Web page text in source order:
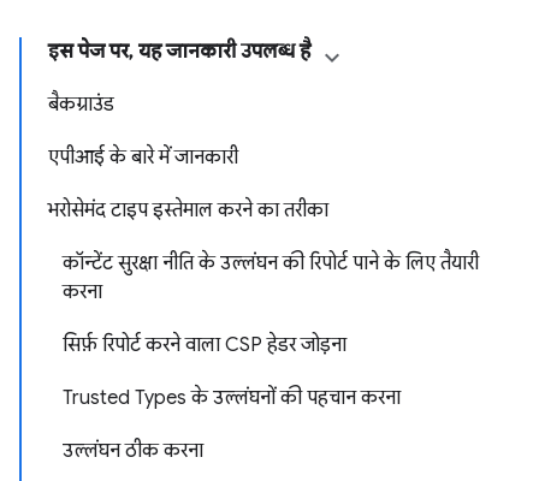
इस पेज पर, यह जानकारी उपलब्ध है
बैकग्राउंड
एपीआई के बारे में जानकारी
भरोसेमंद टाइप इस्तेमाल करने का तरीका
कॉन्टेंट सुरक्षा नीति के उल्लंघन की रिपोर्ट पाने के लिए तैयारी
करना
सिर्फ़ रिपोर्ट करने वाला CSP हेडर जोड़ना
Trusted Types के उल्लंघनों की पहचान करना
उल्लंघन ठीक करना